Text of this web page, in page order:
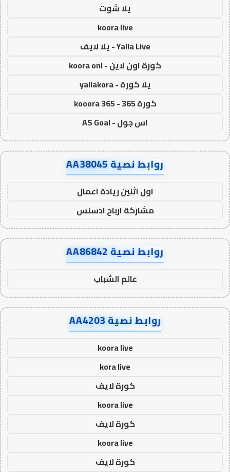
يلا شوت
koora live
Yalla Live - يلا لايف
كورة اون لاين - koora onl
يلا كورة - yallakora
كورة 365 - kooora 365
اس جول - AS Goal
روابط نصية AA38045
اول اثنين ريادة اعمال
مشاركة ارباح ادسنس
روابط نصية AA86842
عالم الشباب
روابط نصية AA4203
koora live
kora live
كورة لايف
koora live
كورة لايف
koora live
كورة لايف